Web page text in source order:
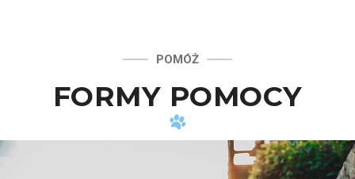
POMÓŻ
FORMY POMOCY